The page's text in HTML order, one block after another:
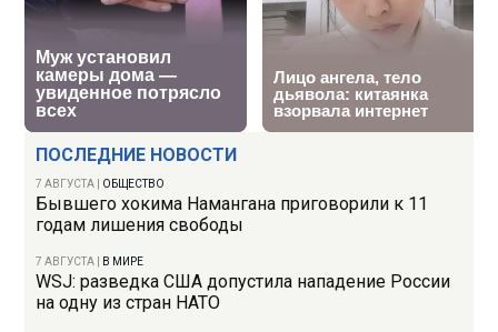
ПОСЛЕДНИЕ НОВОСТИ
7 АВГУСТА ОБЩЕСТВО
Бывшего хокима Намангана приговорили к 11
годам лишения свободы
7 АВГУСТА В МИРЕ
WSJ: разведка США допустила нападение России
на одну из стран НАТО